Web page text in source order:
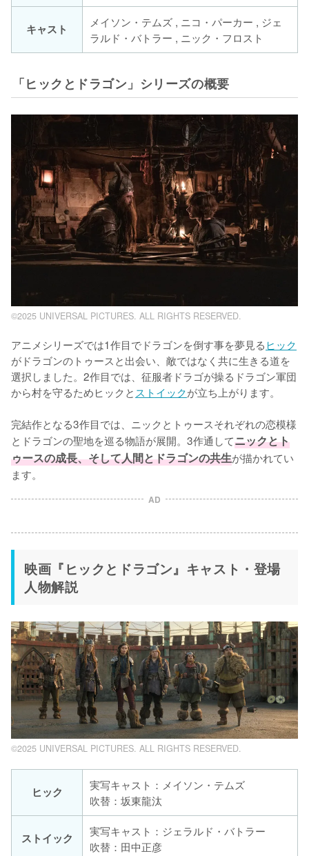
キャスト
メイソン・テムズ , ニコ・パーカー , ジェ
ラルド・バトラー , ニック・フロスト
「ヒックとドラゴン」シリーズの概要
©2025 UNIVERSAL PICTURES. ALL RIGHTS RESERVED.
アニメシリーズでは1作目でドラゴンを倒す事を夢見る ヒック
がドラゴンのトゥースと出会い、敵ではなく共に生きる道を
選択しました。2作目では、征服者ドラゴが操るドラゴン軍団
から村を守るためヒックと ストイックが立ち上がります。
完結作となる3作目では、ニックとトゥースそれぞれの恋模様
とドラゴンの聖地を巡る物語が展開。3作通してニックとト
ゥースの成長、そして人間とドラゴンの共生が描かれてい
ます。
AD
映画『ヒックとドラゴン』キャスト・登場
人物解説
©2025 UNIVERSAL PICTURES. ALL RIGHTS RESERVED.
ヒック
実写キャスト：メイソン・テムズ
吹替：坂東龍汰
ストイック
実写キャスト：ジェラルド・バトラー
吹替：田中正彦